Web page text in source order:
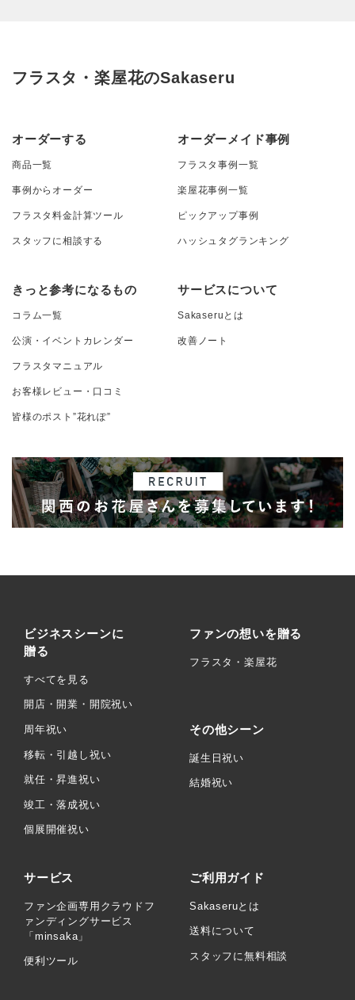
フラスタ・楽屋花のSakaseru
オーダーする
商品一覧
事例からオーダー
フラスタ料金計算ツール
スタッフに相談する
オーダーメイド事例
フラスタ事例一覧
楽屋花事例一覧
ピックアップ事例
ハッシュタグランキング
きっと参考になるもの
コラム一覧
公演・イベントカレンダー
フラスタマニュアル
お客様レビュー・口コミ
皆様のポスト”花れぽ”
サービスについて
Sakaseruとは
改善ノート
ビジネスシーンに
贈る
すべてを見る
開店・開業・開院祝い
周年祝い
移転・引越し祝い
就任・昇進祝い
竣工・落成祝い
個展開催祝い
ファンの想いを贈る
フラスタ・楽屋花
その他シーン
誕生日祝い
結婚祝い
サービス
ファン企画専用クラウドフ
ァンディングサービス
「minsaka」
便利ツール
ご利用ガイド
Sakaseruとは
送料について
スタッフに無料相談